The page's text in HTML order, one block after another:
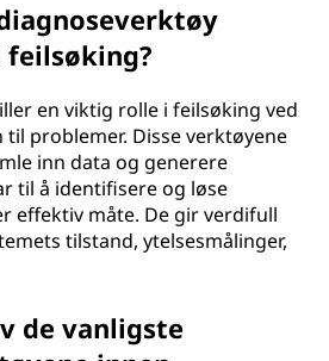
en viktig rolle i feilsøking ved
problemer. Disse verktøyene
inn data og generere
til å identifisere og løse
effektiv måte. De gir verdifull
tilstand, ytelsesmålinger,
de vanligste